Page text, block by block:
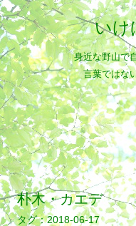
いけ
身近な野山で
言葉ではな
み
朴木・カエデ
2018-06-17